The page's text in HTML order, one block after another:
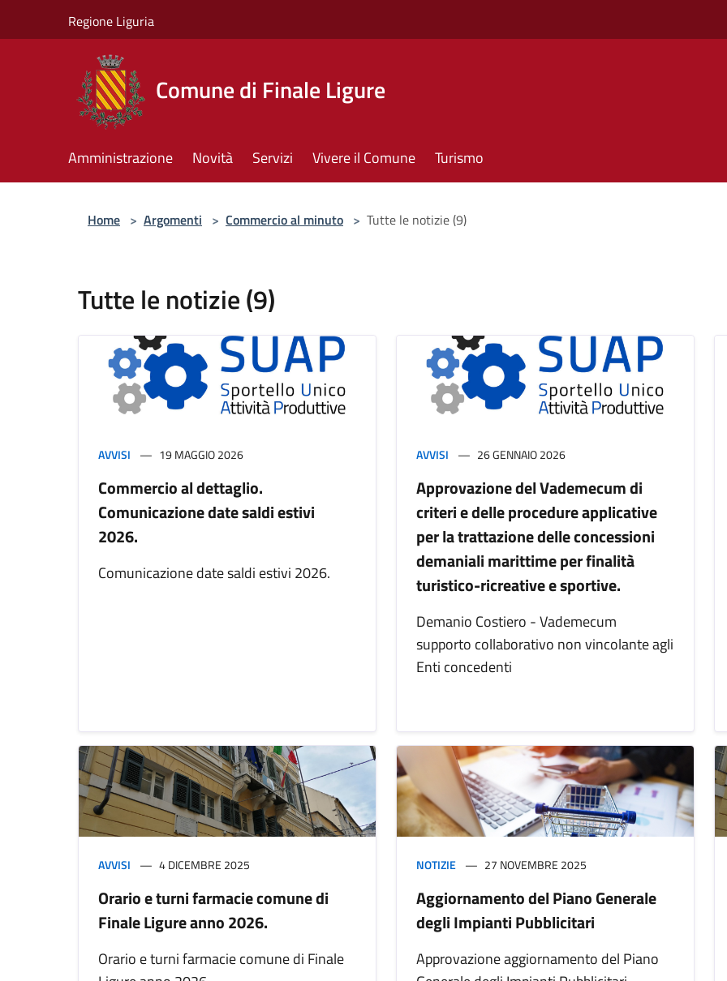
Regione Liguria
Comune di Finale Ligure
Amministrazione Novità Servizi Vivere il Comune Turismo
Home > Argomenti > Commercio al minuto > Tutte le notizie (9)
Tutte le notizie (9)
AVVISI 19 MAGGIO 2026
Commercio al dettaglio.
Comunicazione date saldi estivi
2026.
Comunicazione date saldi estivi 2026.
AVVISI 26 GENNAIO 2026
Approvazione del Vademecum di
criteri e delle procedure applicative
per la trattazione delle concessioni
demaniali marittime per finalità
turistico-ricreative e sportive.
Demanio Costiero - Vademecum
supporto collaborativo non vincolante agli
Enti concedenti
AVVISI 4 DICEMBRE 2025
Orario e turni farmacie comune di
Finale Ligure anno 2026.
Orario e turni farmacie comune di Finale
NOTIZIE 27 NOVEMBRE 2025
Aggiornamento del Piano Generale
degli Impianti Pubblicitari
Approvazione aggiornamento del Piano